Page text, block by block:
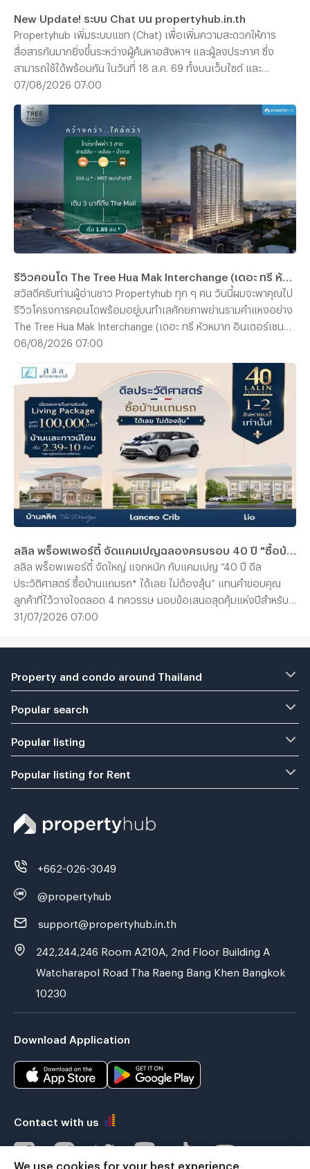
New Update! ระบบ Chat บน propertyhub.in.th
Propertyhub เพิ่มระบบแชท (Chat) เพื่อเพิ่มความสะดวกให้การ
สื่อสารกันมากยิ่งขึ้นระหว่างผู้ค้นหาอสังหาฯ และผู้ลงประกาศ ซึ่ง
สามารถใช้ได้พร้อมกัน ในวันที่ 18 ส.ค. 69 ทั้งบนเว็บไซต์ และ
Application | *ไม่มีค่าใช้จ่าย สามารถใช้ฟรีได้ทุกท่าน
07/08/2026 07:00
รีวิวคอนโด The Tree Hua Mak Interchange (เดอะ ทรี หัวหมาก อินเตอร์เชนจ์) คอนโดพร้อมอยู่ ใกล้รถไฟฟ้า 3 สาย ติด The Mall บางกะปิ เริ่ม 1.89 ลบ.*
สวัสดีครับท่านผู้อ่านชาว Propertyhub ทุก ๆ คน วันนี้ผมจะพาคุณไป
รีวิวโครงการคอนโดพร้อมอยู่บนทำเลศักยภาพย่านรามคำแหงอย่าง
The Tree Hua Mak Interchange (เดอะ ทรี หัวหมาก อินเตอร์เชนจ์)
จาก พฤกษา เรียลเอสเตท ครับ โดยโครงการแห่งนี้ตั้งอยู่บนถนน
ไม่ว่าจะเป็นรถยนต์ รถไฟฟ้า และเรือ เนื่องจากตัวโครงการอยู่ห่าง
จากสถานีลำสาลี Interchange เพียงประมาณ 300 เมตร และท่าเรือ
The Mall บางกะปิ ประมาณ 450 เมตร
06/08/2026 07:00
ลลิล พร็อพเพอร์ตี้ จัดใหญ่ แจกหนัก กับแคมเปญ “40 ปี ดีล
ประวัติศาสตร์ ซื้อบ้านแถมรถ* ได้เลย ไม่ต้องลุ้น” แทนคำขอบคุณ
ลูกค้าที่ไว้วางใจตลอด 4 ทศวรรษ มอบข้อเสนอสุดคุ้มแห่งปีสำหรับผู้
ที่กำลังมองหาบ้านคุณภาพ โดยตลอดเดือนสิงหาคมนี้ ลูกค้าที่ซื้อบ้าน
ไม่ต้องลุ้น รถไฟฟ้าคอมแพคเอสยูวี BYD ATTO 1 หรือ ATTO 2 คุ้ม
Package มูลค่าสูงสุด 100,000 บาท
31/07/2026 07:00
Property and condo around Thailand
Popular search
Popular listing
Popular listing for Rent
+662-026-3049
@propertyhub
support@propertyhub.in.th
242,244,246 Room A210A, 2nd Floor Building A
Watcharapol Road Tha Raeng Bang Khen Bangkok
10230
Download Application
Contact with us
We use cookies for your best experience